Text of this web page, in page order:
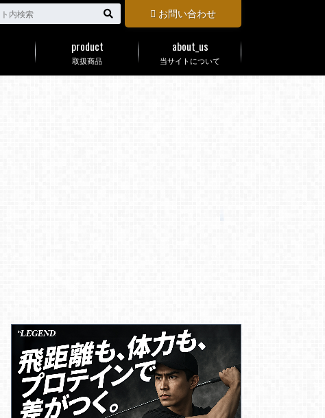
お問い合わせ
取扱商品
product
当サイトについて
about_us